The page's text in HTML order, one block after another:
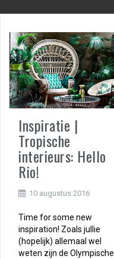
Inspiratie |
Tropische
interieurs: Hello
Rio!
10 augustus 2016
Time for some new
inspiration! Zoals jullie
(hopelijk) allemaal wel
weten zijn de Olympische